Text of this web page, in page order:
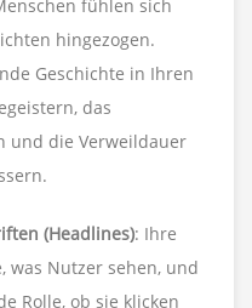
fühlen sich
hingezogen.
Geschichte in Ihren
das
und die Verweildauer
(Headlines): Ihre
was Nutzer sehen, und
Rolle, ob sie klicken